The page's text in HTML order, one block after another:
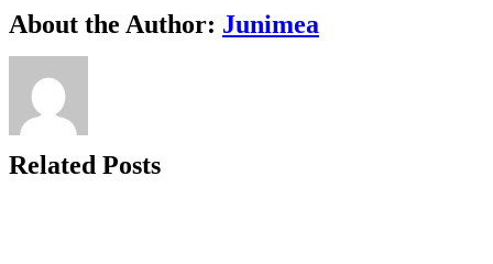
Facebook
X
Bluesky
Reddit
LinkedIn
WhatsApp
Telegram
Tumblr
Xing
Email
Copy
Link
About the Author: Junimea
Related Posts